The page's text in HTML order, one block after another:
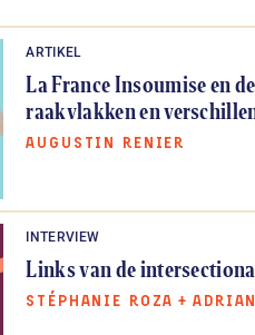
ARTIKEL
La France Insoumise en
raakvlakken en
AUGUSTIN RENIER
INTERVIEW
Links van de
STÉPHANIE ROZA +